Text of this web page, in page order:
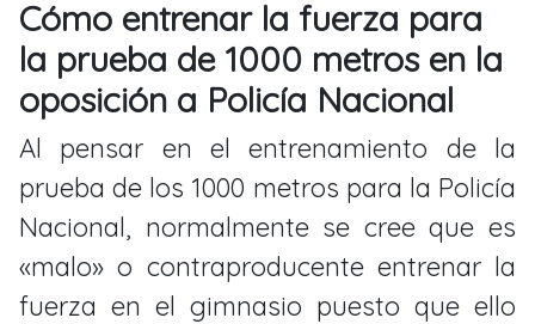
Cómo entrenar la fuerza para
la prueba de 1000 metros en la
oposición a Policía Nacional
Al pensar en el entrenamiento de la
prueba de los 1000 metros para la Policía
Nacional, normalmente se cree que es
«malo» o contraproducente entrenar la
fuerza en el gimnasio puesto que ello